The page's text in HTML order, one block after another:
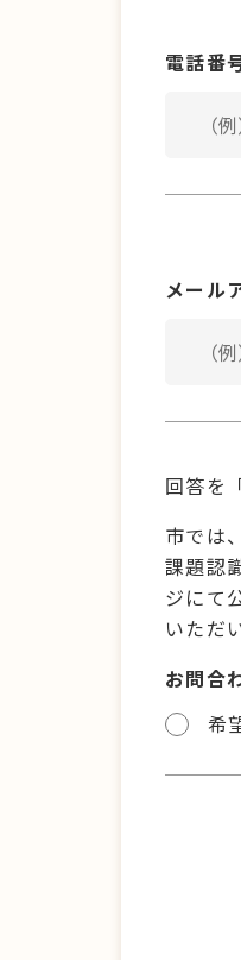
電話番
メール
回答を
市では
課題認
ジにて
いただ
お問合
希